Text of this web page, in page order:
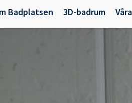
Badplatsen 3D-badrum